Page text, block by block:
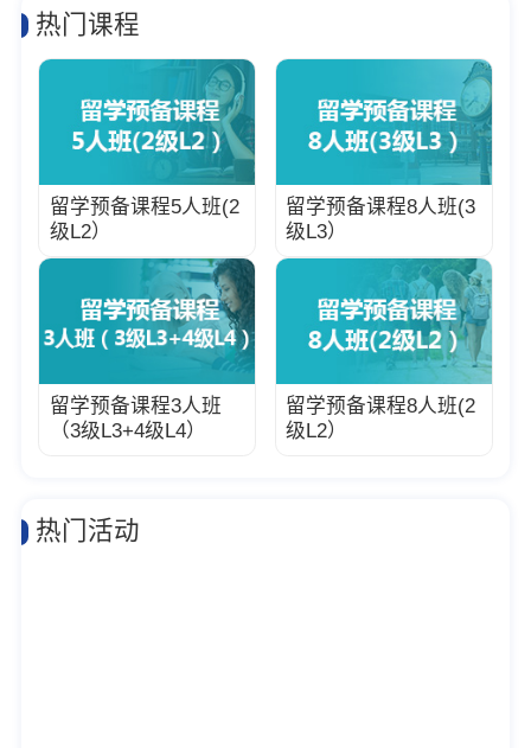
热门课程
留学预备课程5人班(2
级L2）
留学预备课程8人班(3
级L3）
留学预备课程3人班
（3级L3+4级L4）
留学预备课程8人班(2
级L2）
热门活动